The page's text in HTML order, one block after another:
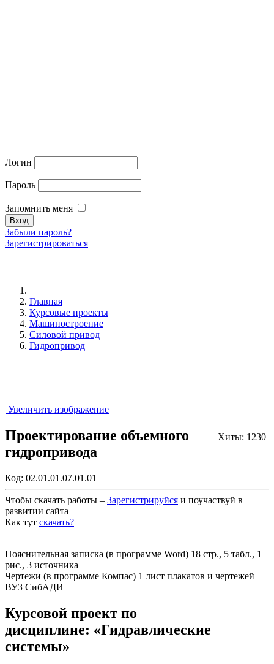
Логин
Пароль
Запомнить меня
Забыли пароль?
Зарегистрироваться
Главная
Курсовые проекты
Машиностроение
Силовой привод
Гидропривод
Увеличить изображение
Хиты: 1230
Проектирование объемного
гидропривода
Код: 02.01.01.07.01.01
Чтобы скачать работы – Зарегистрируйся и поучаствуй в
развитии сайта
Как тут скачать?
Пояснительная записка (в программе Word) 18 стр., 5 табл., 1
рис., 3 источника
Чертежи (в программе Компас) 1 лист плакатов и чертежей
ВУЗ СибАДИ
Курсовой проект по
дисциплине: «Гидравлические
системы»